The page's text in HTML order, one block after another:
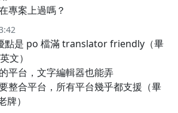
專案上過嗎？
點是 po 檔滿 translator friendly（畢
文）
平台，文字編輯器也能弄
整合平台，所有平台幾乎都支援（畢
）